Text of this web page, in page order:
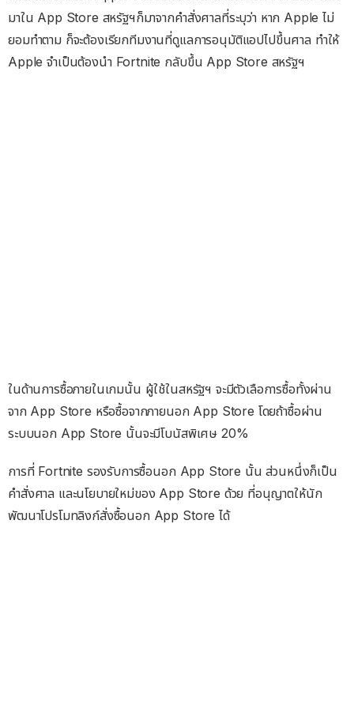
มาใน App Store สหรัฐฯ​ก็มาจากคำสั่งศาลที่ระบุว่า หาก Apple ไม่
ยอมทำตาม ก็จะต้องเรียกทีมงานที่ดูแลการอนุมัติแอปไปขึ้นศาล ทำให้
Apple จำเป็นต้องนำ Fortnite กลับขึ้น App Store สหรัฐฯ
ในด้านการซื้อภายในเกมนั้น ผู้ใช้ในสหรัฐฯ จะมีตัวเลือการซื้อทั้งผ่าน
จาก App Store หรือซื้อจากภายนอก App Store โดยถ้าซื้อผ่าน
ระบบนอก App Store นั้นจะมีโบนัสพิเศษ 20%
การที่ Fortnite รองรับการซื้อนอก App Store นั้น ส่วนหนึ่งก็เป็น
คำสั่งศาล และนโยบายใหม่ของ App Store ด้วย ที่อนุญาตให้นัก
พัฒนาโปรโมทลิงก์สั่งซื้อนอก App Store ได้